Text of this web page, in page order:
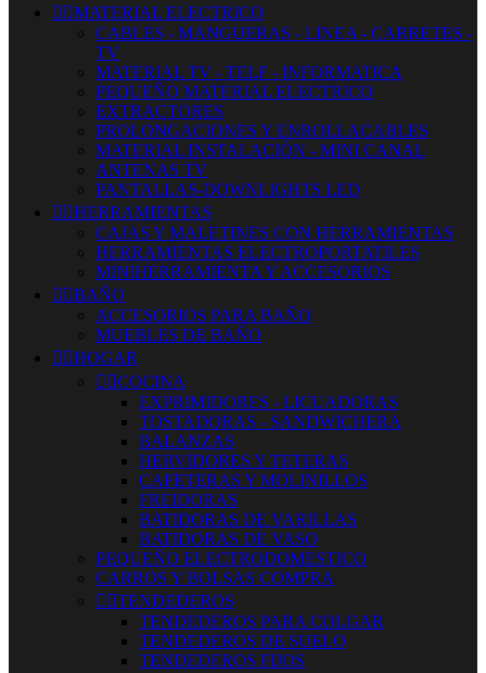
 MATERIAL ELECTRICO
CABLES - MANGUERAS - LINEA - CARRETES -
TV
MATERIAL TV - TELF - INFORMATICA
PEQUEÑO MATERIAL ELECTRICO
EXTRACTORES
PROLONGACIONES Y ENROLLACABLES
MATERIAL INSTALACIÓN - MINI CANAL
ANTENAS TV
PANTALLAS-DOWNLIGHTS LED
 HERRAMIENTAS
CAJAS Y MALETINES CON HERRAMIENTAS
HERRAMIENTAS ELECTROPORTATILES
MINIHERRAMIENTA Y ACCESORIOS
 BAÑO
ACCESORIOS PARA BAÑO
MUEBLES DE BAÑO
 HOGAR
 COCINA
EXPRIMIDORES - LICUADORAS
TOSTADORAS - SANDWICHERA
BALANZAS
HERVIDORES Y TETERAS
CAFETERAS Y MOLINILLOS
FREIDORAS
BATIDORAS DE VARILLAS
BATIDORAS DE VASO
PEQUEÑO ELECTRODOMESTICO
CARROS Y BOLSAS COMPRA
 TENDEDEROS
TENDEDEROS PARA COLGAR
TENDEDEROS DE SUELO
TENDEDEROS FIJOS